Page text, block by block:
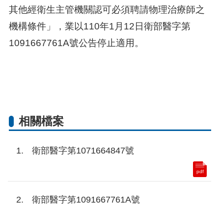
其他經衛生主管機關認可必須聘請物理治療師之
機構條件」，業以110年1月12日衛部醫字第
1091667761A號公告停止適用。
相關檔案
衛部醫字第1071664847號
pdf
衛部醫字第1091667761A號